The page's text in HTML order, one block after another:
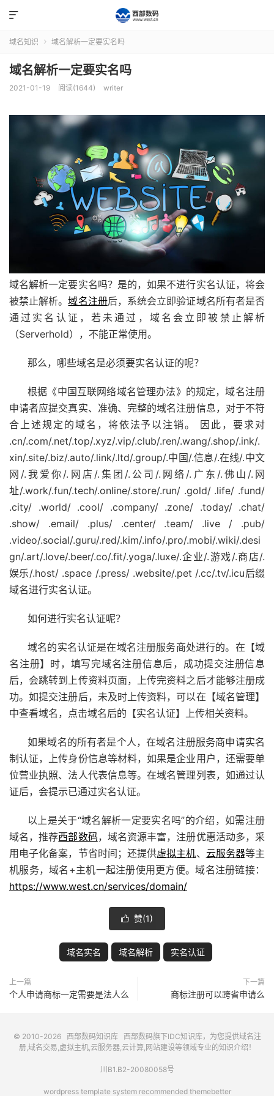

域名知识  域名解析一定要实名吗
域名解析一定要实名吗
2021-01-19 阅读(1644) writer
域名解析一定要实名吗？是的，如果不进行实名认证，将会
被禁止解析。域名注册后，系统会立即验证域名所有者是否
通过实名认证，若未通过，域名会立即被禁止解析
（Serverhold），不能正常使用。
那么，哪些域名是必须要实名认证的呢？
根据《中国互联网络域名管理办法》的规定，域名注册
申请者应提交真实、准确、完整的域名注册信息，对于不符
合上述规定的域名，将依法予以注销。 因此，要求对
.cn/.com/.net/.top/.xyz/.vip/.club/.ren/.wang/.shop/.ink/.
xin/.site/.biz/.auto/.link/.ltd/.group/.中国/.信息/.在线/.中文
网/.我爱你/.网店/.集团/.公司/.网络/.广东/.佛山/.网
址/.work/.fun/.tech/.online/.store/.run/ .gold/ .life/ .fund/
.city/ .world/ .cool/ .company/ .zone/ .today/ .chat/
.show/ .email/ .plus/ .center/ .team/ .live / .pub/
.video/.social/.guru/.red/.kim/.info/.pro/.mobi/.wiki/.desi
gn/.art/.love/.beer/.co/.fit/.yoga/.luxe/.企业/.游戏/.商店/.
娱乐/.host/ .space /.press/ .website/.pet /.cc/.tv/.icu后缀
域名进行实名认证。
如何进行实名认证呢？
域名的实名认证是在域名注册服务商处进行的。在【域
名注册】时，填写完域名注册信息后，成功提交注册信息
后，会跳转到上传资料页面，上传完资料之后才能够注册成
功。如提交注册后，未及时上传资料，可以在【域名管理】
中查看域名，点击域名后的【实名认证】上传相关资料。
如果域名的所有者是个人，在域名注册服务商申请实名
制认证，上传身份信息等材料，如果是企业用户，还需要单
位营业执照、法人代表信息等。在域名管理列表，如通过认
证后，会提示已通过实名认证。
以上是关于“域名解析一定要实名吗”的介绍，如需注册
域名，推荐西部数码，域名资源丰富，注册优惠活动多，采
用电子化备案，节省时间；还提供虚拟主机、 云服务器等主
机服务，域名+主机一起注册使用更方便。域名注册链接：
https://www.west.cn/services/domain/
 赞(1)
域名实名 域名解析 实名认证
上一篇
个人申请商标一定需要是法人么
下一篇
商标注册可以跨省申请么
© 2010-2026 西部数码知识库 西部数码旗下IDC知识库，为您提供域名注
册,域名交易,虚拟主机,云服务器,云计算,网站建设等领域专业的知识介绍！
川B1.B2-20080058号
wordpress template system recommended themebetter